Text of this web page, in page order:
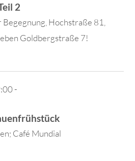
2
Begegnung, Hochstraße 81,
Goldbergstraße 7!
-
Café Mundial